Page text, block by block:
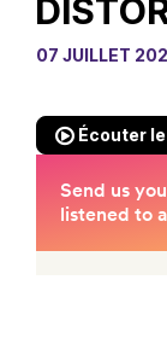
07 JUILLET
Écouter